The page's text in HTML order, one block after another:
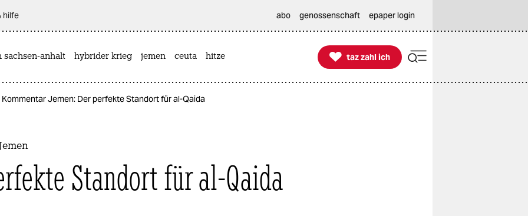
hilfe abo genossenschaft epaper login
sachsen-anhalt hybrider krieg jemen ceuta hitze 
taz zahl ich
taz zahl ich
Kommentar Jemen: Der perfekte Standort für al-Qaida
Standort für al-Qaida